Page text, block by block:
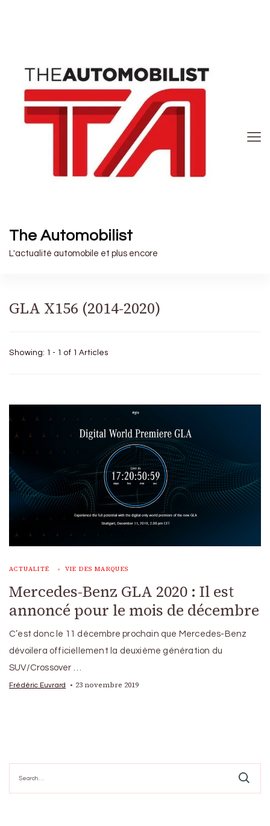
The Automobilist
L'actualité automobile et plus encore
GLA X156 (2014-2020)
Showing: 1 - 1 of 1 Articles
ACTUALITÉ VIE DES MARQUES
Mercedes-Benz GLA 2020 : Il est
annoncé pour le mois de décembre
C’est donc le 11 décembre prochain que Mercedes-Benz
dévoilera officiellement la deuxième génération du
SUV/Crossover …
Frédéric Euvrard 23 novembre 2019
for: